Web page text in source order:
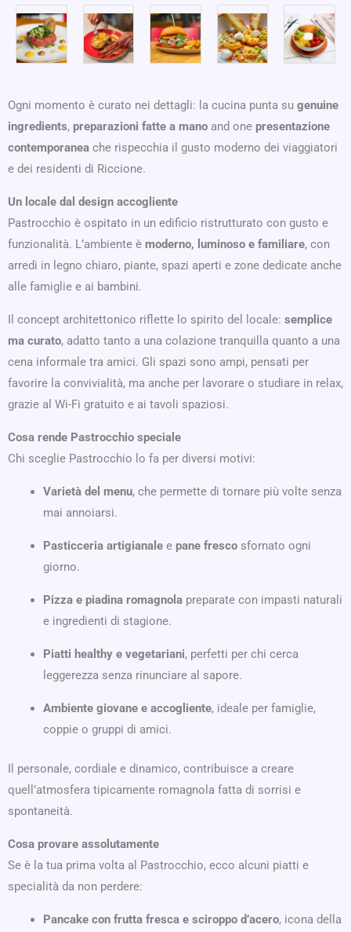
Ogni momento è curato nei dettagli: la cucina punta su genuine
ingredients, preparazioni fatte a mano and one presentazione
contemporanea che rispecchia il gusto moderno dei viaggiatori
e dei residenti di Riccione.
Un locale dal design accogliente
Pastrocchio è ospitato in un edificio ristrutturato con gusto e
funzionalità. L’ambiente è moderno, luminoso e familiare, con
arredi in legno chiaro, piante, spazi aperti e zone dedicate anche
alle famiglie e ai bambini.
Il concept architettonico riflette lo spirito del locale: semplice
ma curato, adatto tanto a una colazione tranquilla quanto a una
cena informale tra amici. Gli spazi sono ampi, pensati per
favorire la convivialità, ma anche per lavorare o studiare in relax,
grazie al Wi-Fi gratuito e ai tavoli spaziosi.
Cosa rende Pastrocchio speciale
Chi sceglie Pastrocchio lo fa per diversi motivi:
Varietà del menu, che permette di tornare più volte senza
mai annoiarsi.
Pasticceria artigianale e pane fresco sfornato ogni
giorno.
Pizza e piadina romagnola preparate con impasti naturali
e ingredienti di stagione.
Piatti healthy e vegetariani, perfetti per chi cerca
leggerezza senza rinunciare al sapore.
Ambiente giovane e accogliente, ideale per famiglie,
coppie o gruppi di amici.
Il personale, cordiale e dinamico, contribuisce a creare
quell’atmosfera tipicamente romagnola fatta di sorrisi e
spontaneità.
Cosa provare assolutamente
Se è la tua prima volta al Pastrocchio, ecco alcuni piatti e
specialità da non perdere:
Pancake con frutta fresca e sciroppo d’acero, icona della